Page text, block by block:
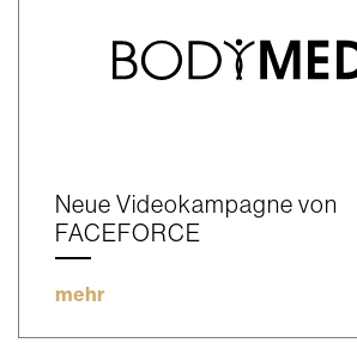
Neue Videokampagne von
FACEFORCE
mehr